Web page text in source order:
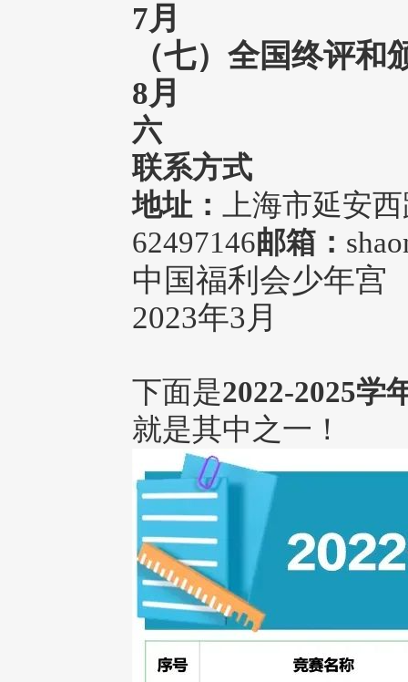
7月
（七）全国终评和
8月
六
联系方式
地址：
上海市延安
62497146邮箱：
中国福利会少年宫
2023年3月
下面是2022-2025学
就是其中之一！